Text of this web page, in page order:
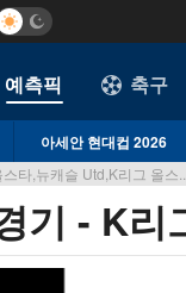
예측픽 축구
아세안 현대컵 2026
타,뉴캐슬 Utd,K리그 올스
기 - K